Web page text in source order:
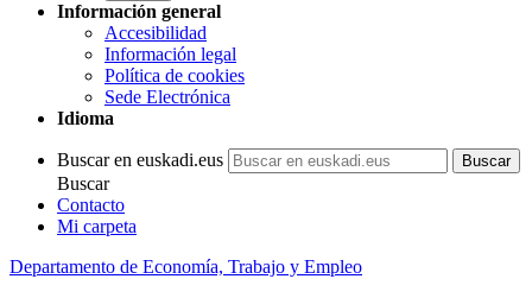
Información general
Accesibilidad
Información legal
Política de cookies
Sede Electrónica
Idioma
Buscar en euskadi.eus
Buscar
Contacto
Mi carpeta
Departamento de Economía, Trabajo y Empleo